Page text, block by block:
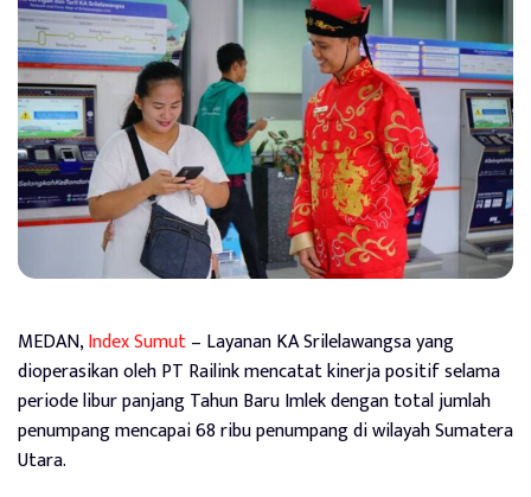
MEDAN,Index Sumut– Layanan KA Srilelawangsa yang
dioperasikan oleh PT Railink mencatat kinerja positif selama
periode libur panjang Tahun Baru Imlek dengan total jumlah
penumpang mencapai 68 ribu penumpang di wilayah Sumatera
Utara.